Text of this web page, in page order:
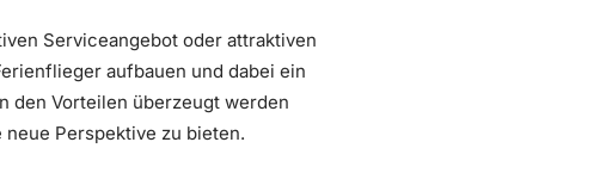
Serviceangebot oder attraktiven
aufbauen und dabei ein
den Vorteilen überzeugt werden
Perspektive zu bieten.